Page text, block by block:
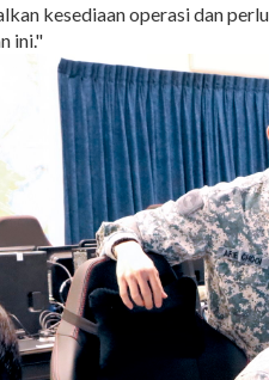
kesediaan operasi dan
ini."